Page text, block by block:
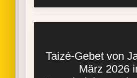
Taizé-Gebet von
März 2026